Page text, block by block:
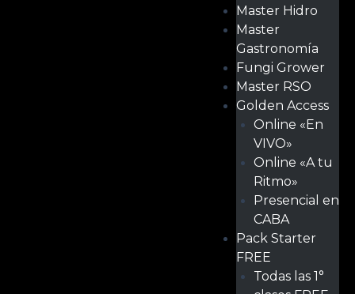
Master Hidro
Master
Gastronomía
Fungi Grower
Master RSO
Golden Access
Online «En
VIVO»
Online «A tu
Ritmo»
Presencial en
CABA
Pack Starter
FREE
Todas las 1°